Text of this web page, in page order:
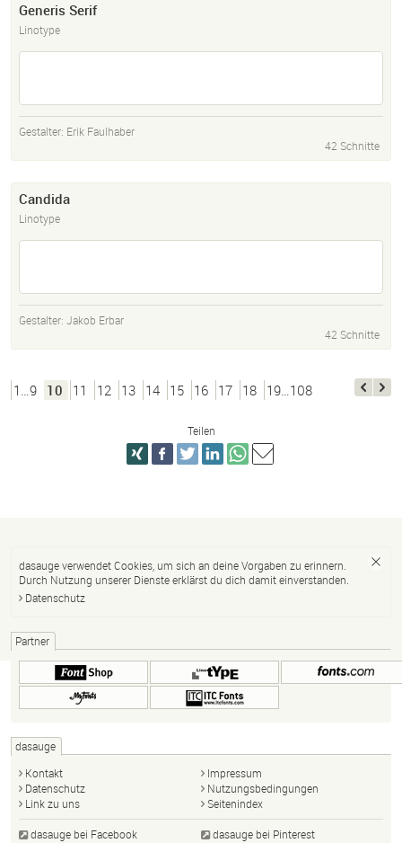
Generis Serif
Linotype
Gestalter: Erik Faulhaber
42 Schnitte
Candida
Linotype
Gestalter: Jakob Erbar
42 Schnitte
1…9 10 11 12 13 14 15 16 17 18 19…108
Teilen
dasauge verwendet Cookies, um sich an deine Vorgaben zu erinnern.
Durch Nutzung unserer Dienste erklärst du dich damit einverstanden.
Datenschutz
Partner
dasauge
Kontakt
Impressum
Datenschutz
Nutzungsbedingungen
Link zu uns
Seitenindex
dasauge bei Facebook dasauge bei Pinterest